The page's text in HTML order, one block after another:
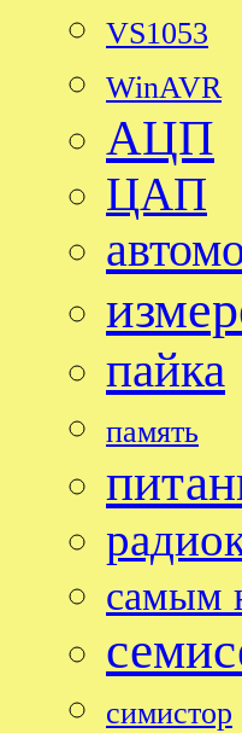
VS1053
WinAVR
АЦП
ЦАП
пайка
память
самым
симистор